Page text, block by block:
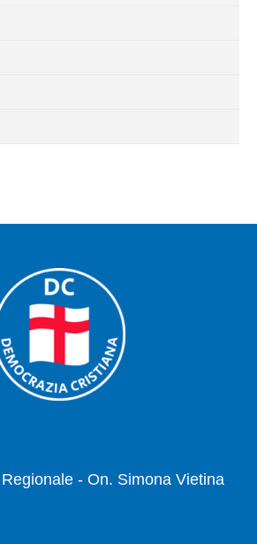
- On. Simona Vietina